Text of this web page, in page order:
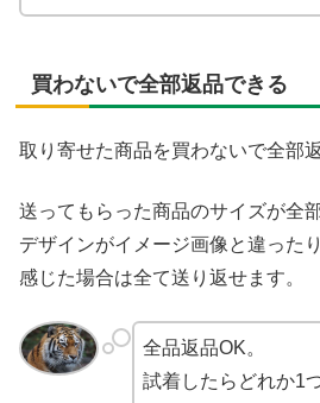
買わないで全部返品できる
取り寄せた商品を買わないで全部
送ってもらった商品のサイズが全
デザインがイメージ画像と違った
感じた場合は全て送り返せます。
全品返品OK。
試着したらどれか1